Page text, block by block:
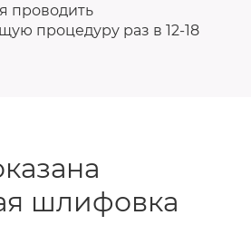
проводить
процедуру раз в 12-18
шлифовка